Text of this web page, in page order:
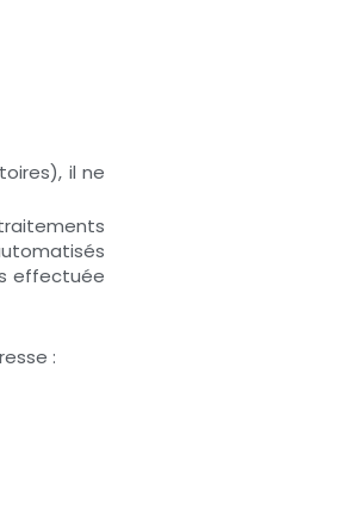
il ne
effectuée
: